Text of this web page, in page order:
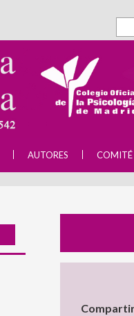
AUTORES COMITÉ